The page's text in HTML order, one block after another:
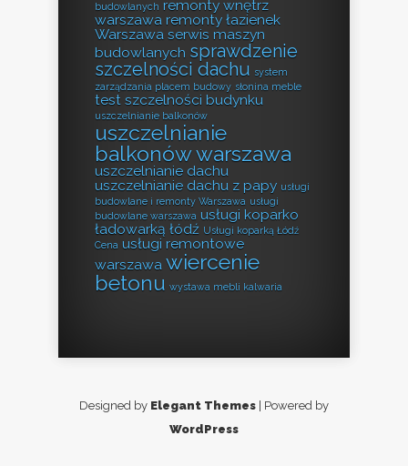
budowlanych remonty wnętrz
warszawa remonty łazienek
Warszawa serwis maszyn
budowlanych sprawdzenie
szczelności dachu system
zarządzania placem budowy słonina meble
test szczelności budynku
uszczelnianie balkonów
uszczelnianie
balkonów warszawa
uszczelnianie dachu
uszczelnianie dachu z papy usługi
budowlane i remonty Warszawa usługi
budowlane warszawa usługi koparko
ładowarką łódź Usługi koparką Łódź
Cena usługi remontowe
warszawa wiercenie
betonu wystawa mebli kalwaria
Designed by Elegant Themes | Powered by
WordPress